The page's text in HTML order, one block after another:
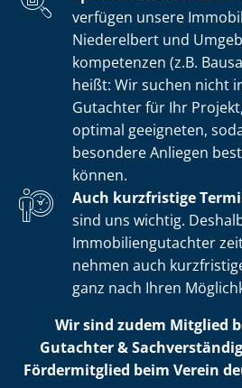
verfügen unsere
Niederelbert und
kom­pe­ten­zen (z.B.
heißt: Wir suchen nicht
Gutachter für Ihr
optimal geeigneten,
besondere Anliegen
können.
Auch kurzfristige
sind uns wichtig.
Im­mo­bi­li­en­gut­ach­ter
nehmen auch
ganz nach Ihren
Wir sind zudem Mitglied
Gutachter &
Fördermitglied beim Verein